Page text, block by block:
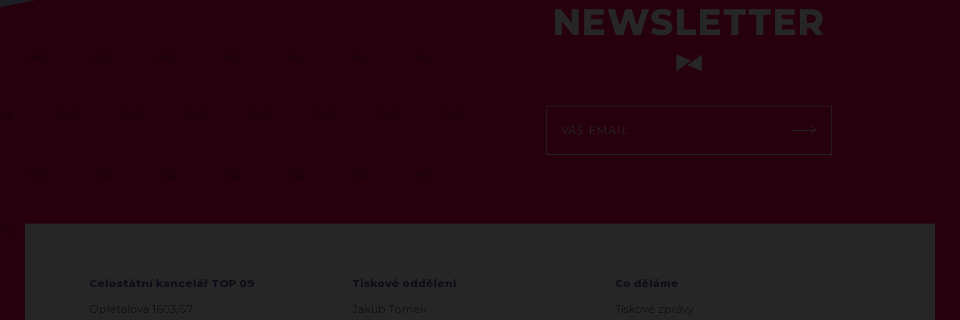
NEWSLETTER
Celostátní kancelář TOP 09
Opletalova 1603/57
Tiskové oddělení
Jakub Tomek
Co děláme
Tiskové zprávy